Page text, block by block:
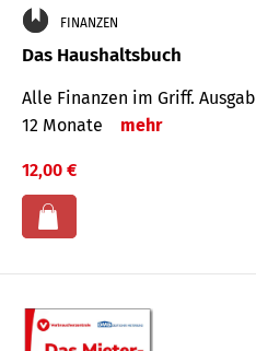
FINANZEN
Das Haushaltsbuch
Alle Finanzen im Griff.
12 Monate
mehr
12,00 €